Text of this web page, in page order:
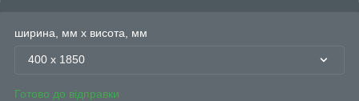
ширина, мм х висота, мм
400 х 1850
Готово до відправки